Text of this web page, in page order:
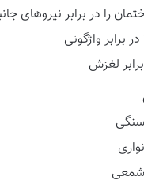
را در برابر نیروهای
برابر واژگونی
لغزش
شمعی